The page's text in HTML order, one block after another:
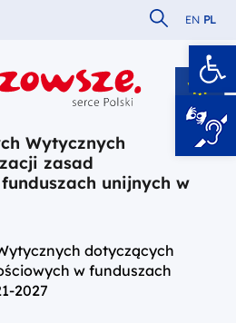
Szukaj w
EN PL
Wytycznych
zasad
unijnych w
portalu
dotyczących
w funduszach
2027